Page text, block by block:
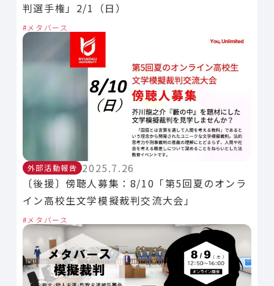
判選手権」2/1（日）
メタバース
外部活動報告 2025.7.26
〔後援〕傍聴人募集：8/10「第5回夏のオンラ
イン高校生文学模擬裁判交流大会」
メタバース